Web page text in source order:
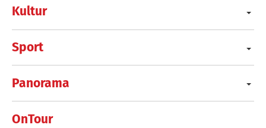
Kultur
Sport
Panorama
OnTour